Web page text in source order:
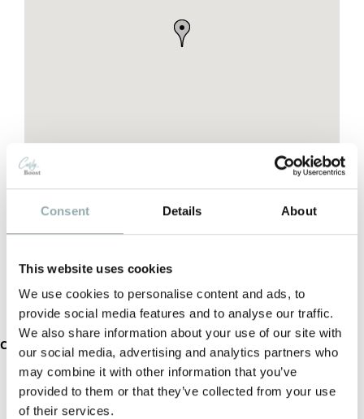
Consent Details About
This website uses cookies
We use cookies to personalise content and ads, to
provide social media features and to analyse our traffic.
We also share information about your use of our site with
our social media, advertising and analytics partners who
may combine it with other information that you’ve
provided to them or that they’ve collected from your use
of their services.
Categorieën:Curly Boost shop
Levering